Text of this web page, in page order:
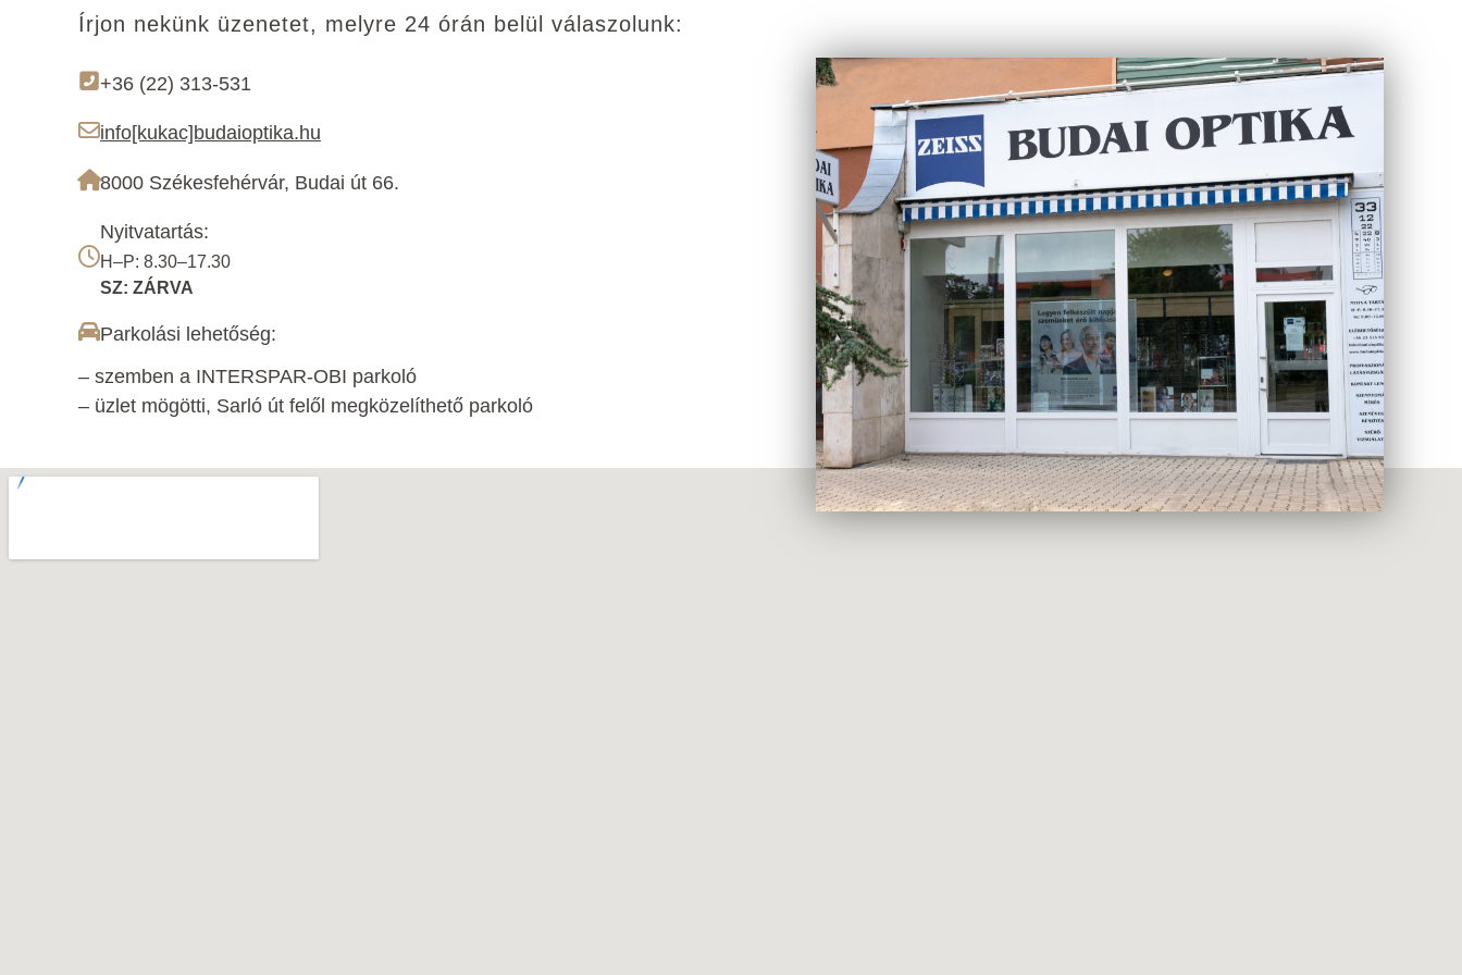
Írjon nekünk üzenetet, melyre 24 órán belül válaszolunk:
+36 (22) 313-531
info[kukac]budaioptika.hu
8000 Székesfehérvár, Budai út 66.
Nyitvatartás:
H–P: 8.30–17.30
SZ: ZÁRVA
Parkolási lehetőség:
– szemben a INTERSPAR-OBI parkoló
– üzlet mögötti, Sarló út felől megközelíthető parkoló